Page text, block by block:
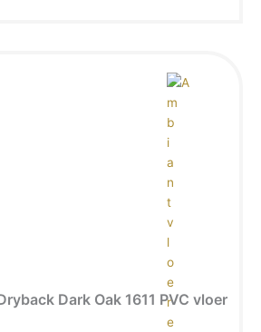
Dark Oak 1611 PVC vloer